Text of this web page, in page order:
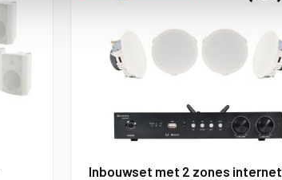
Inbouwset met 2 zones internet